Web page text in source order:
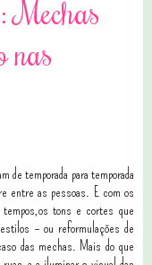
Mechas
nas
temporada para temporada
entre as pessoas. E com os
tons e cortes que
– ou reformulações de
das mechas. Mais do que